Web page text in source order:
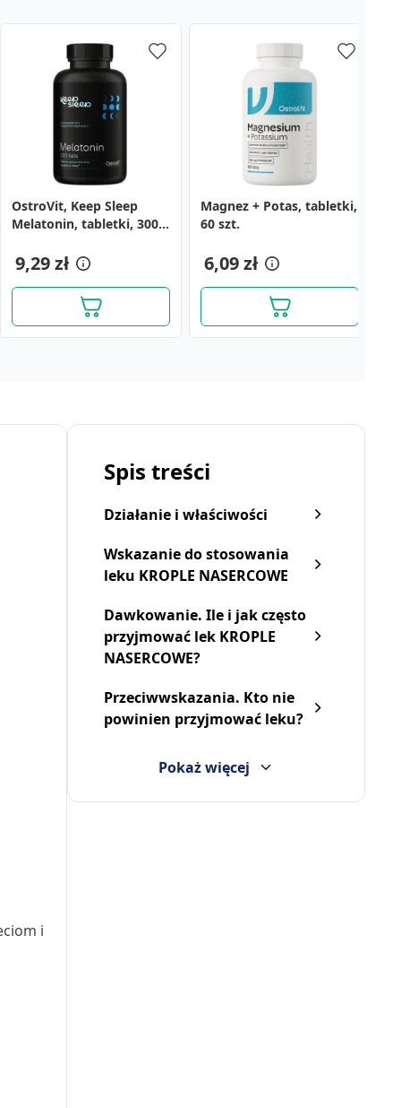
OstroVit, Keep Sleep
Melatonin, tabletki, 300
9,29 zł
Magnez + Potas, tabletki,
60 szt.
6,09 zł
Krople miętowe,
(Nalewka miętowa), 35 g
Krople żołądkowe, 35 g
(Farmina)
Spis treści
Działanie i właściwości
Wskazanie do stosowania
leku KROPLE NASERCOWE
Dawkowanie. Ile i jak często
przyjmować lek KROPLE
NASERCOWE?
Przeciwwskazania. Kto nie
powinien przyjmować leku?
Pokaż więcej
i